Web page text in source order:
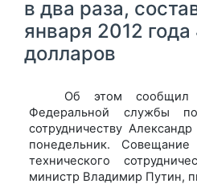
в два раза,
января 2012
долларов
Об этом сообщил
Федеральной службы по
сотрудничеству
понедельник.
технического
министр Владимир Путин,